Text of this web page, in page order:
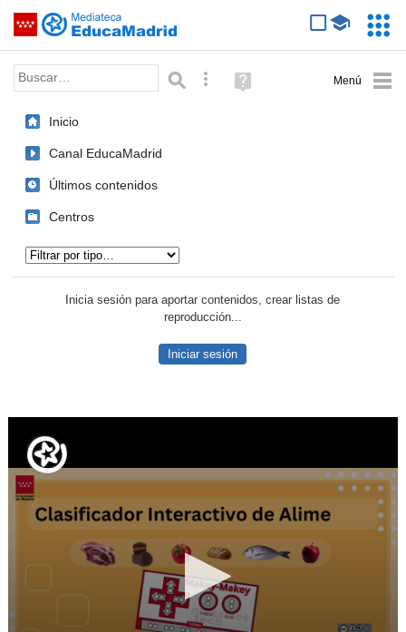
Saltar navegación
Palabra o frase: Búsqueda avanzada
Ayuda
(en
Inicio
Canal EducaMadrid
Últimos contenidos
Centros
Inicia sesión para aportar contenidos, crear listas de
reproducción...
Iniciar sesión